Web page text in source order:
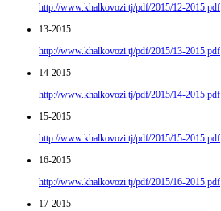
http://www.khalkovozi.tj/pdf/2015/12-2015.pdf
13-2015
http://www.khalkovozi.tj/pdf/2015/13-2015.pdf
14-2015
http://www.khalkovozi.tj/pdf/2015/14-2015.pdf
15-2015
http://www.khalkovozi.tj/pdf/2015/15-2015.pdf
16-2015
http://www.khalkovozi.tj/pdf/2015/16-2015.pdf
17-2015